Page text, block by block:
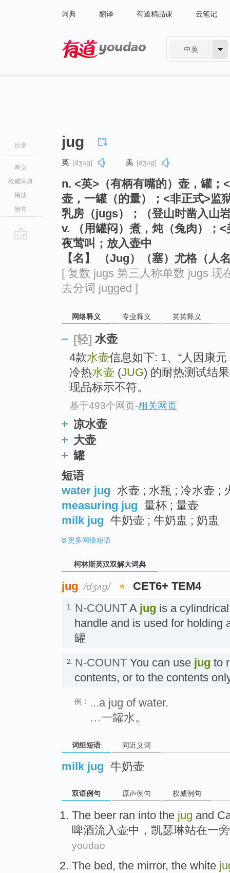
词典 翻译 有道精品课 云笔记
中英
目录
释义
权威词典
用法
例句
jug
英 [dʒʌɡ] 美 [dʒʌɡ]
n. <英>（有柄有嘴的）壶，罐；
壶，一罐（的量）；<非正式>监
乳房（jugs）；（登山时凿入山
v. （用罐闷）煮，炖（兔肉）；
夜莺叫；放入壶中
【名】 （Jug）（塞）尤格（人
[ 复数 jugs 第三人称单数 jugs 现
去分词 jugged ]
网络释义 专业释义 英英释义
[轻] 水壶
4款水壶信息如下: 1、“人因康
冷热水壶 (JUG) 的耐热测试结
现品标示不符。
基于493个网页-相关网页
凉水壶
大壶
罐
短语
water jug 水壶 ; 水瓶 ; 冷水壶 ;
measuring jug 量杯 ; 量壶
milk jug 牛奶壶 ; 牛奶盅 ; 奶盅
更多网络短语
柯林斯英汉双解大词典
jug /dʒʌɡ/ CET6+ TEM4
1. N-COUNT A jug is a
handle and is used for holding
罐
2. N-COUNT You can use jug to
contents, or to the contents
例：
...a jug of water.
…一罐水。
词组短语 同近义词
milk jug 牛奶壶
双语例句 原声例句 权威例句
The beer ran into the jug and
啤酒流入壶中 ， 凯瑟琳站在一旁
youdao
The bed, the mirror, the white